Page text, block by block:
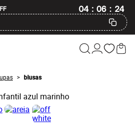
04 : 06 : 23
> blusas